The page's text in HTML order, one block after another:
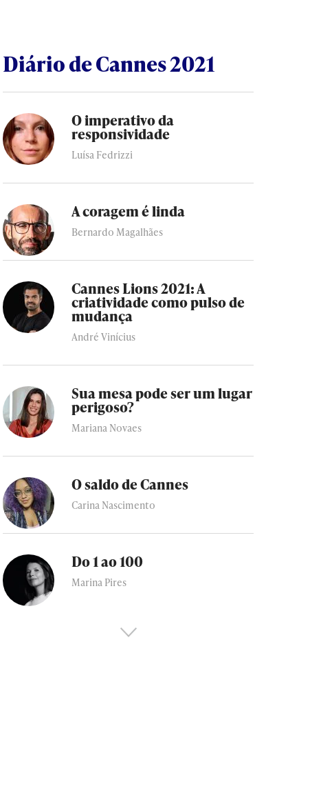
Diário de Cannes 2021
O imperativo da
responsividade
Luísa Fedrizzi
A coragem é linda
Bernardo Magalhães
Cannes Lions 2021: A
criatividade como pulso de
mudança
André Vinícius
Sua mesa pode ser um lugar
perigoso?
Mariana Novaes
O saldo de Cannes
Carina Nascimento
Do 1 ao 100
Marina Pires
Um novo momento da